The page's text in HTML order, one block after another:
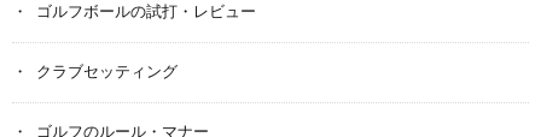
ゴルフボールの試打・レビュー
クラブセッティング
ゴルフのルール・マナー